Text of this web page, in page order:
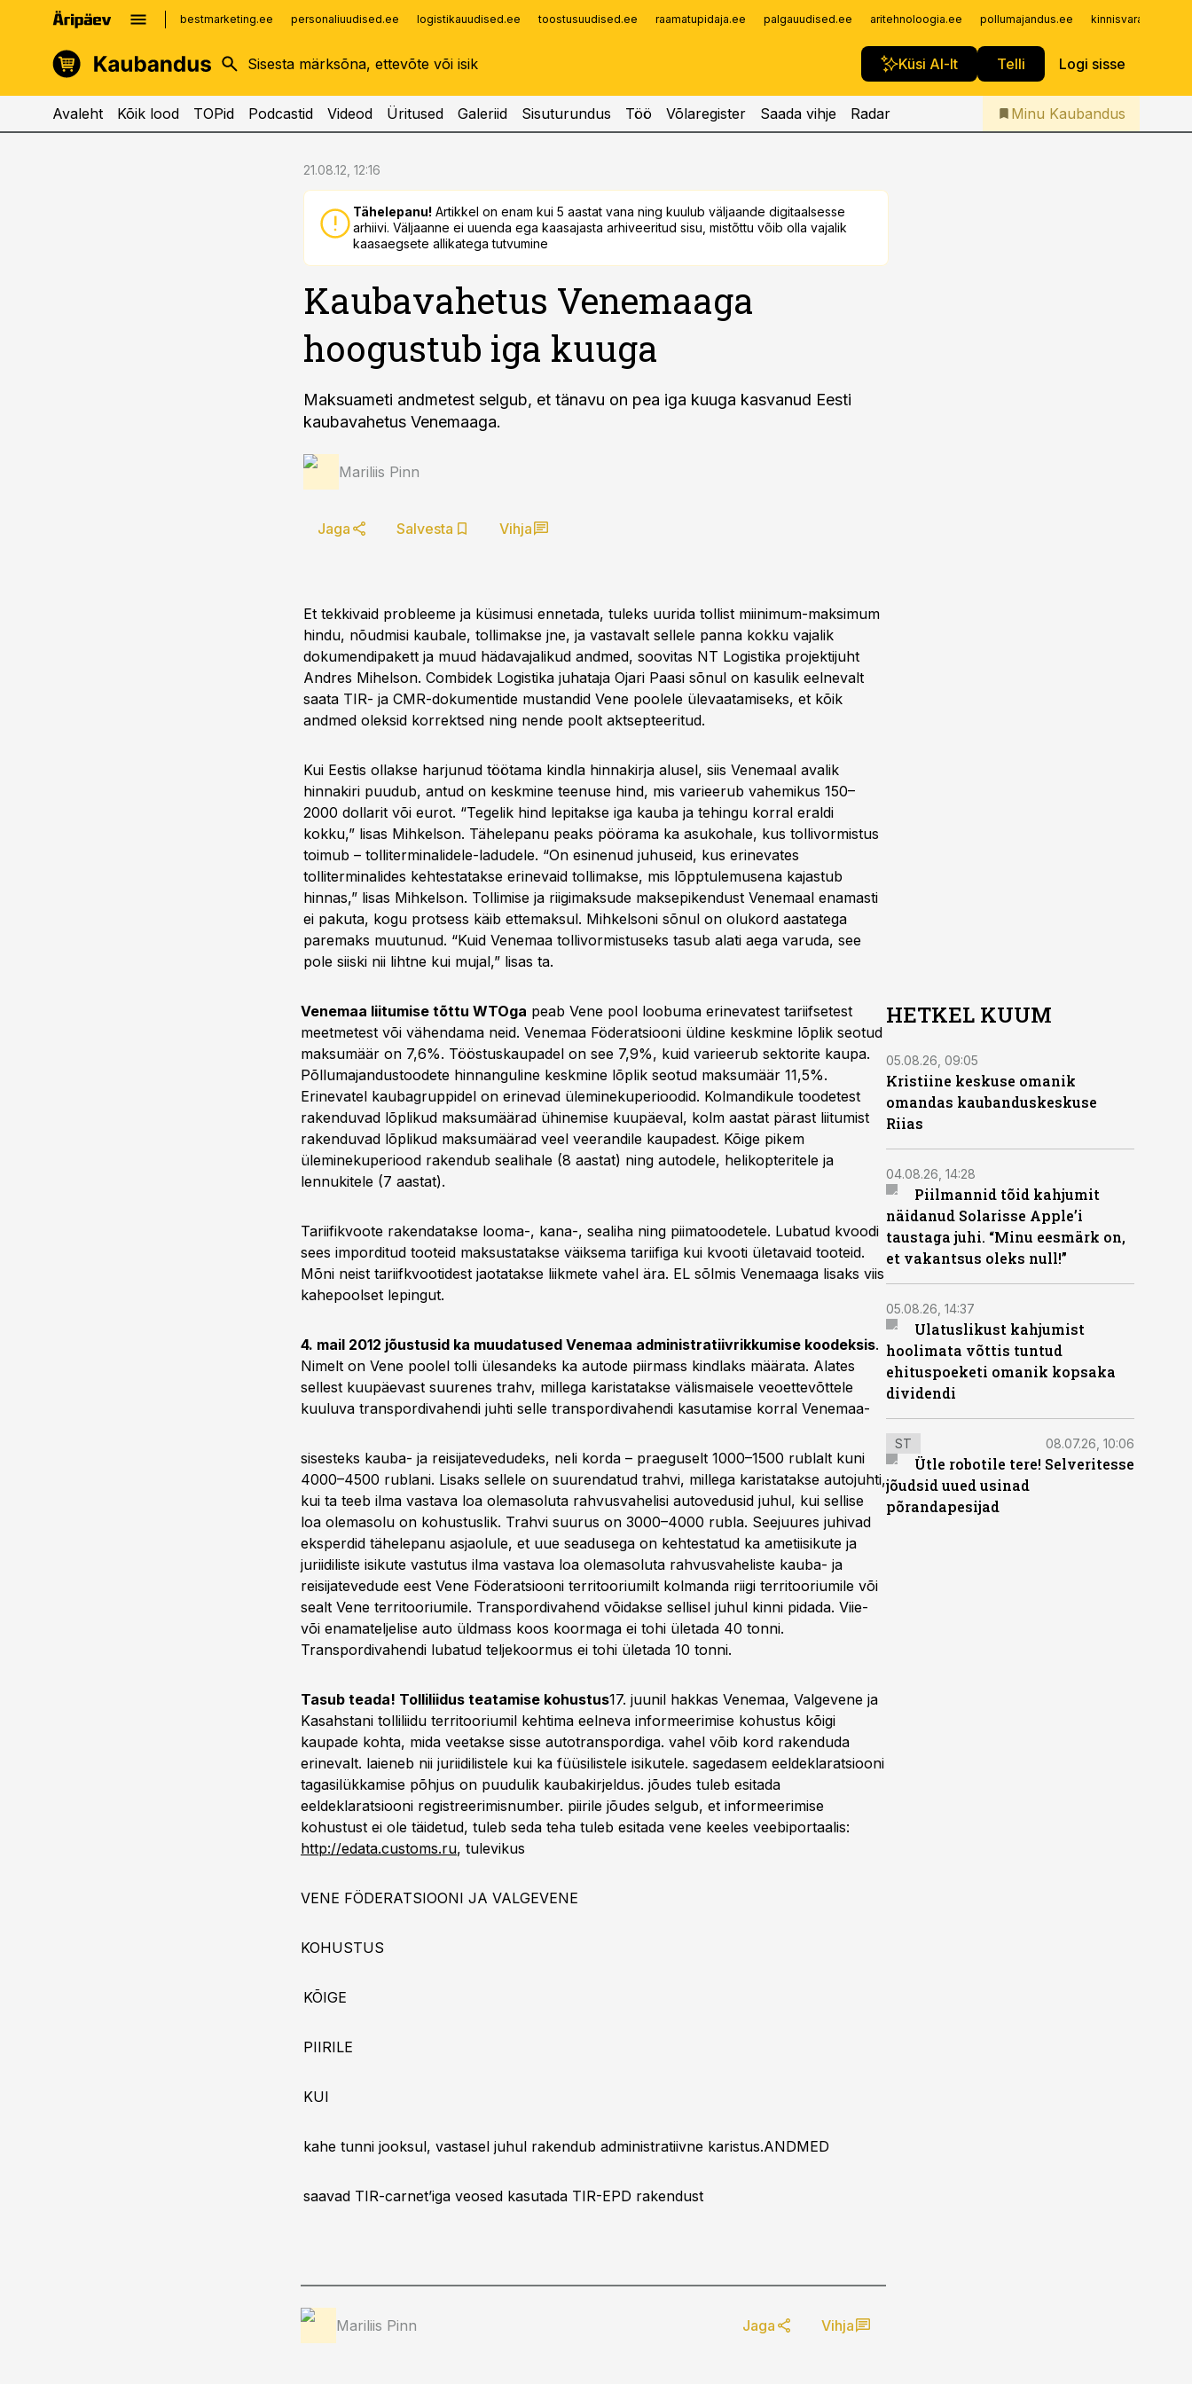
bestmarketing.ee personaliuudised.ee logistikauudised.ee toostusuudised.ee raamatupidaja.ee palgauudised.ee aritehnoloogia.ee pollumajandus.ee
Küsi AI-lt Telli Logi sisse
kinnisvarauudised.ee
logistikauudised.ee
imelineajalugu.ee
Infopank
Iseteenindus
Telli Kaubandus
Avaleht Kõik lood TOPid Podcastid Videod Üritused Galeriid Sisuturundus Töö Võlaregister Saada vihje Radar Minu Kaubandus
21.08.12, 12:16
Tähelepanu! Artikkel on enam kui 5 aastat vana ning kuulub väljaande digitaalsesse
arhiivi. Väljaanne ei uuenda ega kaasajasta arhiveeritud sisu, mistõttu võib olla vajalik
kaasaegsete allikatega tutvumine
Kaubavahetus Venemaaga
hoogustub iga kuuga
Maksuameti andmetest selgub, et tänavu on pea iga kuuga kasvanud Eesti
kaubavahetus Venemaaga.
Mariliis Pinn
Jaga Salvesta Vihja
Et tekkivaid probleeme ja küsimusi ennetada, tuleks uurida tollist miinimum-maksimum
hindu, nõudmisi kaubale, tollimakse jne, ja vastavalt sellele panna kokku vajalik
dokumendipakett ja muud hädavajalikud andmed, soovitas NT Logistika projektijuht
Andres Mihelson. Combidek Logistika juhataja Ojari Paasi sõnul on kasulik eelnevalt
saata TIR- ja CMR-dokumentide mustandid Vene poolele ülevaatamiseks, et kõik
andmed oleksid korrektsed ning nende poolt aktsepteeritud.
Kui Eestis ollakse harjunud töötama kindla hinnakirja alusel, siis Venemaal avalik
hinnakiri puudub, antud on keskmine teenuse hind, mis varieerub vahemikus 150–
2000 dollarit või eurot. “Tegelik hind lepitakse iga kauba ja tehingu korral eraldi
kokku,” lisas Mihkelson. Tähelepanu peaks pöörama ka asukohale, kus tollivormistus
toimub – tolliterminalidele-ladudele. “On esinenud juhuseid, kus erinevates
tolliterminalides kehtestatakse erinevaid tollimakse, mis lõpptulemusena kajastub
hinnas,” lisas Mihkelson. Tollimise ja riigimaksude maksepikendust Venemaal enamasti
ei pakuta, kogu protsess käib ettemaksul. Mihkelsoni sõnul on olukord aastatega
paremaks muutunud. “Kuid Venemaa tollivormistuseks tasub alati aega varuda, see
pole siiski nii lihtne kui mujal,” lisas ta.
Venemaa liitumise tõttu WTOga peab Vene pool loobuma erinevatest tariifsetest
meetmetest või vähendama neid. Venemaa Föderatsiooni üldine keskmine lõplik seotud
maksumäär on 7,6%. Tööstuskaupadel on see 7,9%, kuid varieerub sektorite kaupa.
Põllumajandustoodete hinnanguline keskmine lõplik seotud maksumäär 11,5%.
Erinevatel kaubagruppidel on erinevad üleminekuperioodid. Kolmandikule toodetest
rakenduvad lõplikud maksumäärad ühinemise kuupäeval, kolm aastat pärast liitumist
rakenduvad lõplikud maksumäärad veel veerandile kaupadest. Kõige pikem
üleminekuperiood rakendub sealihale (8 aastat) ning autodele, helikopteritele ja
lennukitele (7 aastat).
Tariifikvoote rakendatakse looma-, kana-, sealiha ning piimatoodetele. Lubatud kvoodi
sees imporditud tooteid maksustatakse väiksema tariifiga kui kvooti ületavaid tooteid.
Mõni neist tariifkvootidest jaotatakse liikmete vahel ära. EL sõlmis Venemaaga lisaks viis
kahepoolset lepingut.
4. mail 2012 jõustusid ka muudatused Venemaa administratiivrikkumise koodeksis.
Nimelt on Vene poolel tolli ülesandeks ka autode piirmass kindlaks määrata. Alates
sellest kuupäevast suurenes trahv, millega karistatakse välismaisele veoettevõttele
kuuluva transpordivahendi juhti selle transpordivahendi kasutamise korral Venemaa-
sisesteks kauba- ja reisijatevedudeks, neli korda – praeguselt 1000–1500 rublalt kuni
4000–4500 rublani. Lisaks sellele on suurendatud trahvi, millega karistatakse autojuhti,
kui ta teeb ilma vastava loa olemasoluta rahvusvahelisi autovedusid juhul, kui sellise
loa olemasolu on kohustuslik. Trahvi suurus on 3000–4000 rubla. Seejuures juhivad
eksperdid tähelepanu asjaolule, et uue seadusega on kehtestatud ka ametiisikute ja
juriidiliste isikute vastutus ilma vastava loa olemasoluta rahvusvaheliste kauba- ja
reisijatevedude eest Vene Föderatsiooni territooriumilt kolmanda riigi territooriumile või
sealt Vene territooriumile. Transpordivahend võidakse sellisel juhul kinni pidada. Viie-
või enamateljelise auto üldmass koos koormaga ei tohi ületada 40 tonni.
Transpordivahendi lubatud teljekoormus ei tohi ületada 10 tonni.
Tasub teada! Tolliliidus teatamise kohustus17. juunil hakkas Venemaa, Valgevene ja
Kasahstani tolliliidu territooriumil kehtima eelneva informeerimise kohustus kõigi
kaupade kohta, mida veetakse sisse autotranspordiga. vahel võib kord rakenduda
erinevalt. laieneb nii juriidilistele kui ka füüsilistele isikutele. sagedasem eeldeklaratsiooni
tagasilükkamise põhjus on puudulik kaubakirjeldus. jõudes tuleb esitada
eeldeklaratsiooni registreerimisnumber. piirile jõudes selgub, et informeerimise
kohustust ei ole täidetud, tuleb seda teha tuleb esitada vene keeles veebiportaalis:
http://edata.customs.ru, tulevikus
VENE FÖDERATSIOONI JA VALGEVENE
KOHUSTUS
HETKEL KUUM
05.08.26, 09:05
Kristiine keskuse omanik
omandas kaubanduskeskuse
Riias
04.08.26, 14:28
Piilmannid tõid kahjumit
näidanud Solarisse Apple’i
taustaga juhi. “Minu eesmärk on,
et vakantsus oleks null!”
05.08.26, 14:37
Ulatuslikust kahjumist
hoolimata võttis tuntud
ehituspoeketi omanik kopsaka
dividendi
ST 08.07.26, 10:06
Ütle robotile tere! Selveritesse
jõudsid uued usinad
põrandapesijad
KÕIGE
PIIRILE
KUI
kahe tunni jooksul, vastasel juhul rakendub administratiivne karistus.ANDMED
saavad TIR-carnet’iga veosed kasutada TIR-EPD rakendust
Mariliis Pinn Jaga Vihja